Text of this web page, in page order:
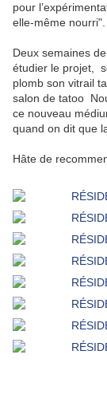
pour
elle-même
Deux semaines
étudier le projet,
plomb son vitrail
salon de tatoo
ce nouveau
quand on dit que
Hâte de